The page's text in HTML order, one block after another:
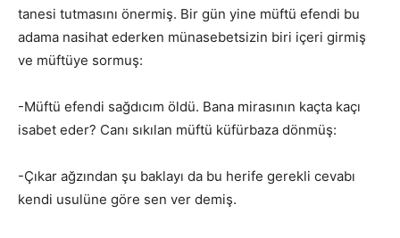
tanesi tutmasını önermiş. Bir gün yine müftü efendi bu
adama nasihat ederken münasebetsizin biri içeri girmiş
ve müftüye sormuş:
-Müftü efendi sağdıcım öldü. Bana mirasının kaçta kaçı
isabet eder? Canı sıkılan müftü küfürbaza dönmüş:
-Çıkar ağzından şu baklayı da bu herife gerekli cevabı
kendi usulüne göre sen ver demiş.